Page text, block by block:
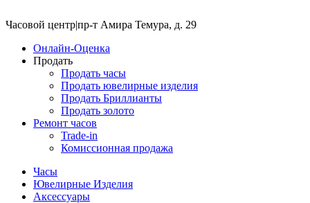
Часовой центр|пр-т Амира Темура, д. 29
Онлайн-Оценка
Продать
Продать часы
Продать ювелирные изделия
Продать Бриллианты
Продать золото
Ремонт часов
Trade-in
Комиссионная продажа
Часы
Ювелирные Изделия
Аксессуары